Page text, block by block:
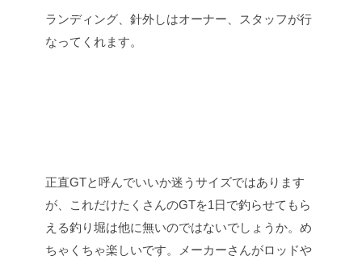
ランディング、針外しはオーナー、スタッフが行
なってくれます。
正直GTと呼んでいいか迷うサイズではあります
が、これだけたくさんのGTを1日で釣らせてもら
える釣り堀は他に無いのではないでしょうか。め
ちゃくちゃ楽しいです。メーカーさんがロッドや